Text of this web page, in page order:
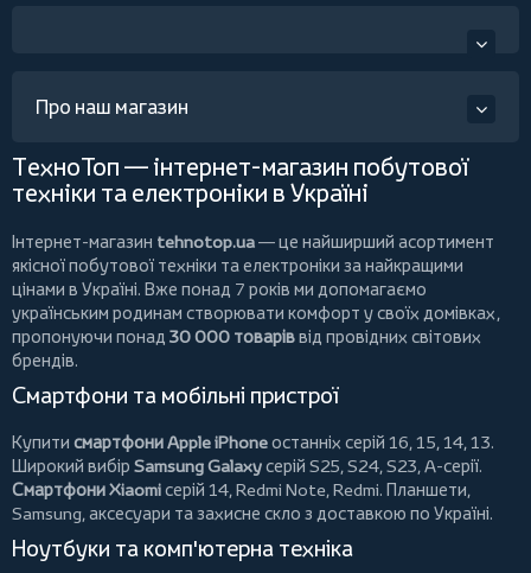
Про наш магазин
ТехноТоп — інтернет-магазин побутової
техніки та електроніки в Україні
Інтернет-магазин tehnotop.ua— це найширший асортимент
якісної побутової техніки та електроніки за найкращими
цінами в Україні. Вже понад 7 років ми допомагаємо
українським родинам створювати комфорт у своїх домівках,
пропонуючи понад 30 000 товаріввід провідних світових
брендів.
Смартфони та мобільні пристрої
Купити смартфони Apple iPhoneостанніх серій 16, 15, 14, 13.
Широкий вибір Samsung Galaxyсерій S25, S24, S23, A-серії.
Смартфони Xiaomiсерій 14, Redmi Note, Redmi. Планшети,
Samsung, аксесуари тазахисне скло з доставкою по Україні.
Ноутбуки та комп'ютерна техніка